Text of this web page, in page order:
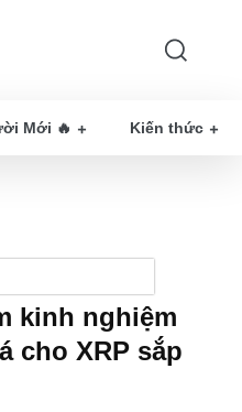
Mới 🔥 Kiến thức
kinh nghiệm
cho XRP sắp